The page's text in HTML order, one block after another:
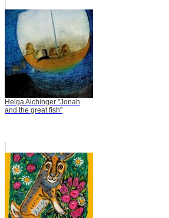
Helga Aichinger "Jonah
and the great fish"